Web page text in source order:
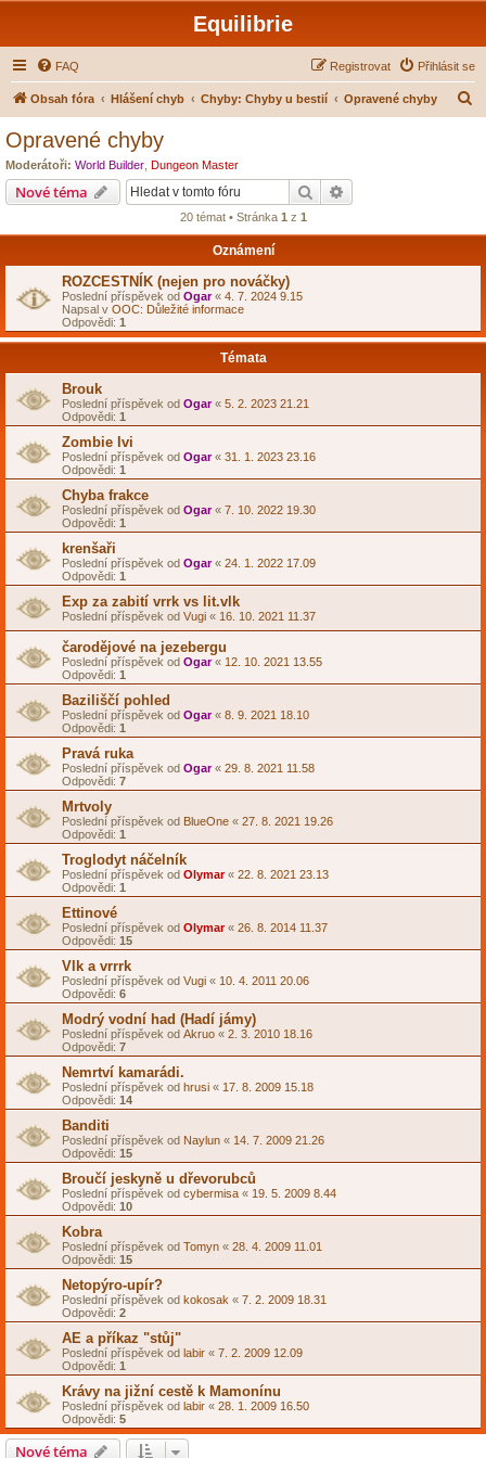
Equilibrie
FAQ Přihlásit se
Registrovat
Obsah fóra Hlášení chyb Chyby: Chyby u bestií Opravené chyby
Opravené chyby
Moderátoři: World Builder Dungeon Master
Nové téma Hledat
20 témat • Stránka 1 z 1
Oznámení
ROZCESTNÍK (nejen pro nováčky)
Poslední příspěvek od Ogar« 4. 7. 2024 9.15
Napsal v OOC: Důležité informace
Odpovědi: 1
Témata
Brouk
Poslední příspěvek od Ogar« 5. 2. 2023 21.21
Odpovědi: 1
Zombie lvi
Poslední příspěvek od Ogar« 31. 1. 2023 23.16
Odpovědi: 1
Chyba frakce
Poslední příspěvek od Ogar« 7. 10. 2022 19.30
Odpovědi: 1
krenšaři
Poslední příspěvek od Ogar« 24. 1. 2022 17.09
Odpovědi: 1
Exp za zabití vrrk vs lit.vlk
Poslední příspěvek od Vugi « 16. 10. 2021 11.37
čarodějové na jezebergu
Poslední příspěvek od Ogar« 12. 10. 2021 13.55
Odpovědi: 1
Baziliščí pohled
Poslední příspěvek od Ogar« 8. 9. 2021 18.10
Odpovědi: 1
Pravá ruka
Poslední příspěvek od Ogar« 29. 8. 2021 11.58
Odpovědi: 7
Mrtvoly
Poslední příspěvek od BlueOne « 27. 8. 2021 19.26
Odpovědi: 1
Troglodyt náčelník
Poslední příspěvek od Olymar« 22. 8. 2021 23.13
Odpovědi: 1
Ettinové
Poslední příspěvek od Olymar« 26. 8. 2014 11.37
Odpovědi: 15
Vlk a vrrrk
Poslední příspěvek od Vugi « 10. 4. 2011 20.06
Odpovědi: 6
Modrý vodní had (Hadí jámy)
Poslední příspěvek od Akruo « 2. 3. 2010 18.16
Odpovědi: 7
Nemrtví kamarádi.
Poslední příspěvek od hrusi « 17. 8. 2009 15.18
Odpovědi: 14
Banditi
Poslední příspěvek od Naylun « 14. 7. 2009 21.26
Odpovědi: 15
Broučí jeskyně u dřevorubců
Poslední příspěvek od cybermisa « 19. 5. 2009 8.44
Odpovědi: 10
Kobra
Poslední příspěvek od Tomyn « 28. 4. 2009 11.01
Odpovědi: 15
Netopýro-upír?
Poslední příspěvek od kokosak « 7. 2. 2009 18.31
Odpovědi: 2
AE a příkaz "stůj"
Poslední příspěvek od labir « 7. 2. 2009 12.09
Odpovědi: 1
Krávy na jižní cestě k Mamonínu
Poslední příspěvek od labir « 28. 1. 2009 16.50
Odpovědi: 5
Nové téma